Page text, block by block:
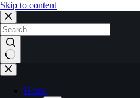
Skip to content
Home